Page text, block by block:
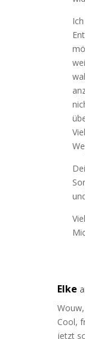
Elke
Cool,
jetzt